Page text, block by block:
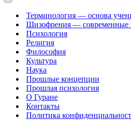
Меню
навигацииТерминология — основа
Шизофрения — современные
Психология
Религия
Философия
Культура
Наука
Прошлые концепции
Прошлая психология
О Гуране
Контакты
Политика